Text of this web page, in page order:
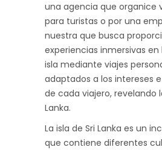
una agencia que organice
para turistas o por una
nuestra que busca
experiencias inmersivas
isla mediante viajes
adaptados a los intereses
de cada viajero, revelando
Lanka.
La isla de Sri Lanka es un
que contiene diferentes